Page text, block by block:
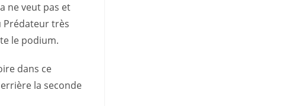
ne veut pas et
Prédateur très
le podium.
dans ce
la seconde